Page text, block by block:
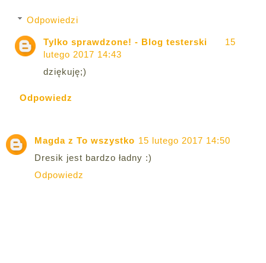
Odpowiedzi
Tylko sprawdzone! - Blog testerski
15
lutego 2017 14:43
dziękuję;)
Odpowiedz
Magda z To wszystko 15 lutego 2017 14:50
Dresik jest bardzo ładny :)
Odpowiedz